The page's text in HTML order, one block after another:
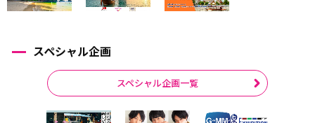
スペシャル企画
スペシャル企画一覧